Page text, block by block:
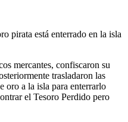
pirata está enterrado en la isla
mercantes, confiscaron su
trasladaron las
oro a la isla para enterrarlo
el Tesoro Perdido pero